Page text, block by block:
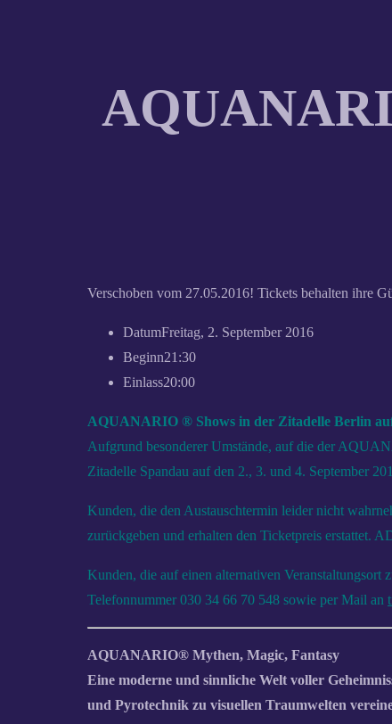
Verschoben vom 27.05.2016! Tickets behalten ihre
DatumFreitag, 2. September 2016
Beginn21:30
Einlass20:00
AQUANARIO ® Shows in der Zitadelle Berlin
Aufgrund besonderer Umstände, auf die der
Zitadelle Spandau auf den 2., 3. und 4. September
Kunden, die den Austauschtermin leider nicht
zurückgeben und erhalten den Ticketpreis erstattet.
Kunden, die auf einen alternativen Veranstaltungsort
Telefonnummer 030 34 66 70 548 sowie per Mail an
AQUANARIO® Mythen, Magic, Fantasy
Eine moderne und sinnliche Welt voller
und Pyrotechnik zu visuellen Traumwelten